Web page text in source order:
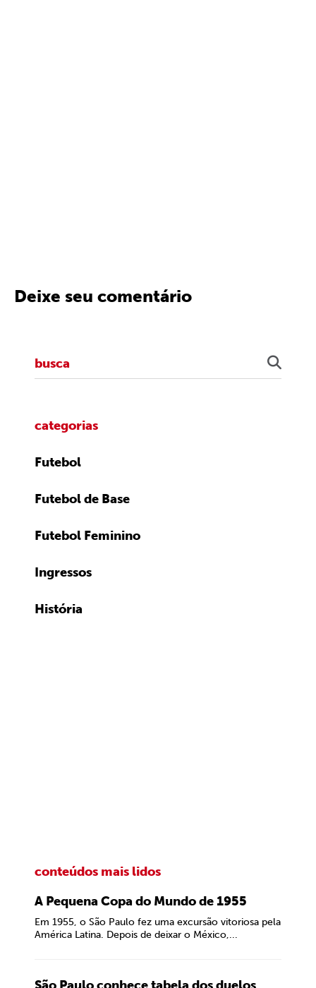
Deixe seu comentário
categorias
Futebol
Futebol de Base
Futebol Feminino
Ingressos
História
conteúdos mais lidos
A Pequena Copa do Mundo de 1955
Em 1955, o São Paulo fez uma excursão vitoriosa pela
América Latina. Depois de deixar o México,...